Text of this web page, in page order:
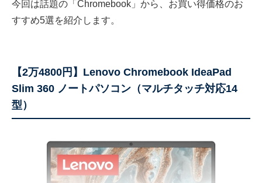
今回は話題の「Chromebook」から、お買い得価格のお
すすめ5選を紹介します。
【2万4800円】Lenovo Chromebook IdeaPad
Slim 360 ノートパソコン（マルチタッチ対応14
型）